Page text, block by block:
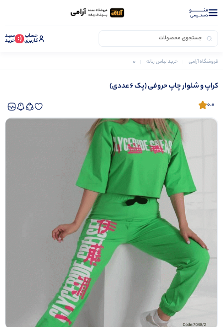
منــــــــــــو
دستــرسی
حساب
کاربری (: سبـد
خرید
فروشگاه آرامی خرید لباس زنانه ست کراپ و شلوار زنانه
کراپ و شلوار چاپ حروفی (پک 6 عددی)
0.0